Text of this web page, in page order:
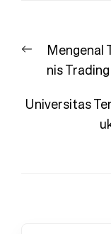
pos
Previous
post:
Mengenal
nis
Universitas